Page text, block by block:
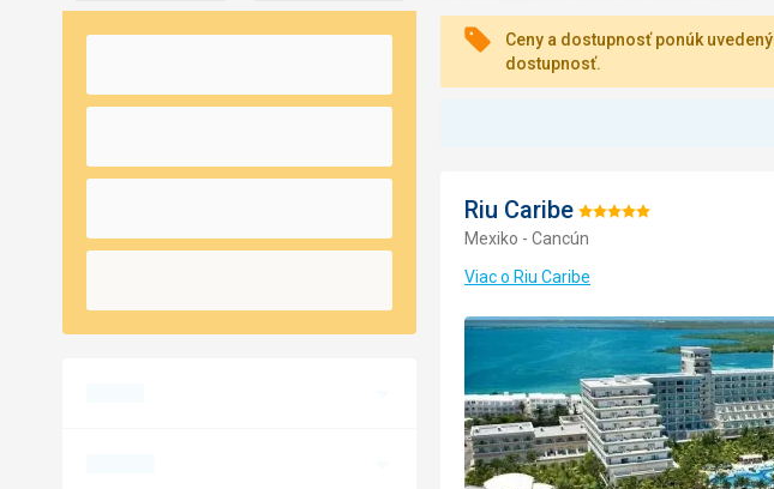
Ceny a dostupnosť ponúk
dostupnosť.
Riu Caribe Hodnotenie:
5/5
Mexiko - Cancún
Viac o Riu Caribe